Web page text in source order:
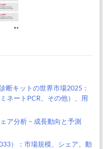
断キットの世界市場2025：
ネートPCR、その他）、用
ア分析 – 成長動向と予測
）：市場規模、シェア、動